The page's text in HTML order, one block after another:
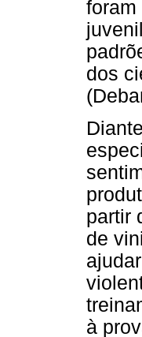
foram
dos
partir
de
à